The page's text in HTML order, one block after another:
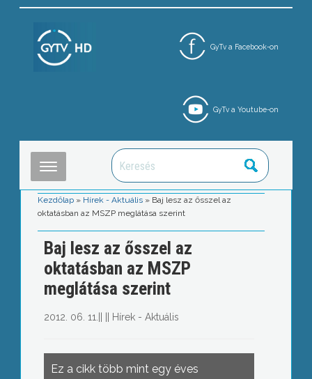
GyTv a Facebook-on
GyTv a Youtube-on
Kezdőlap » Hírek - Aktuális » Baj lesz az ősszel az
oktatásban az MSZP meglátása szerint
Baj lesz az ősszel az
oktatásban az MSZP
meglátása szerint
2012. 06. 11. Hírek - Aktuális
Ez a cikk több mint egy éves